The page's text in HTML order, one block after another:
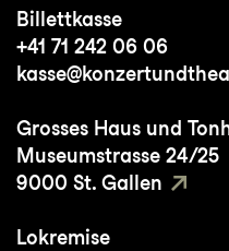
Billettkasse
+41 71 242 06 06
Grosses Haus und
Museumstrasse 24/25
9000 St. Gallen
Lokremise